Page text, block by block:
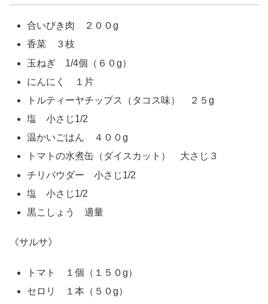
合いびき肉 ２００g
香菜 ３枝
玉ねぎ 1/4個（６０g）
にんにく １片
トルティーヤチップス（タコス味） ２５g
塩 小さじ1/2
温かいごはん ４００g
トマトの水煮缶（ダイスカット） 大さじ３
チリパウダー 小さじ1/2
塩 小さじ1/2
黒こしょう 適量
《サルサ》
トマト １個（１５０g）
セロリ １本（５０g）